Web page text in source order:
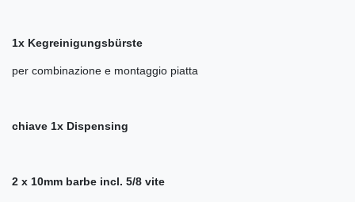
1x Kegreinigungsbürste
per combinazione e montaggio piatta
chiave 1x Dispensing
2 x 10mm barbe incl. 5/8 vite